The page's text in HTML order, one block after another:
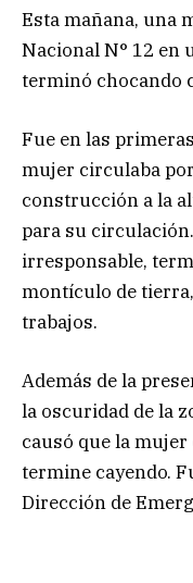
Esta mañana, una
Nacional N° 12 en
terminó chocando
Fue en las
mujer circulaba
construcción a la
para su
irresponsable,
montículo de
trabajos.
Además de la
la oscuridad de la
causó que la
termine cayendo.
Dirección de